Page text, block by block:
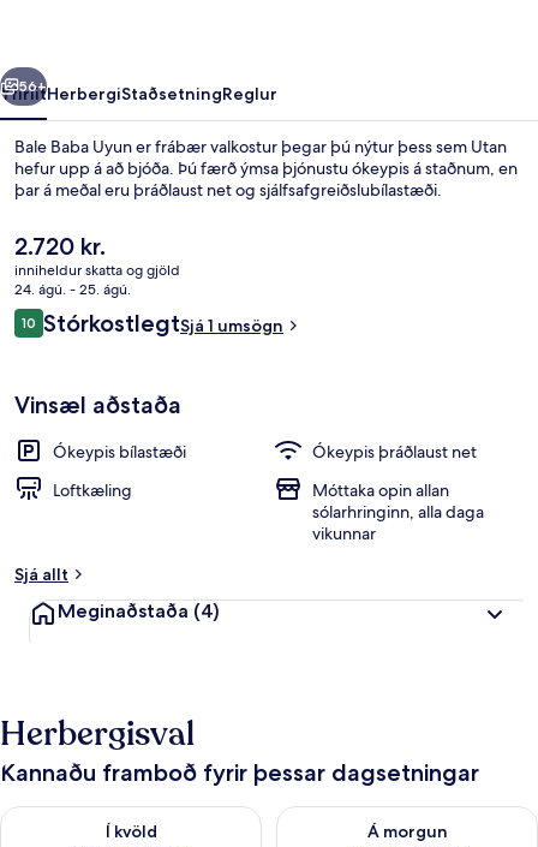
Næsta
56+
YfirlitHerbergiStaðsetningReglur
Bale Baba Uyun er frábær valkostur þegar þú nýtur þess sem Utan
hefur upp á að bjóða. Þú færð ýmsa þjónustu ókeypis á staðnum, en
þar á meðal eru þráðlaust net og sjálfsafgreiðslubílastæði.
Núverandi
verð
er
2.720 kr.
2.720 kr.
inniheldur skatta og gjöld
24. ágú. - 25. ágú.
Umsagnir
1010 af 10
StórkostlegtSjá 1 umsögn
Vinsæl aðstaða
Ókeypis bílastæði
Ókeypis þráðlaust net
Loftkæling
Móttaka opin allan
sólarhringinn, alla daga
vikunnar
Sjá allt
Meginaðstaða (4)
Herbergisval
Kannaðu framboð fyrir þessar dagsetningar
Í kvöld
Athuga framboð í kvöld ágú. 10 - ágú. 11
Á morgun
Athuga framboð á morgun